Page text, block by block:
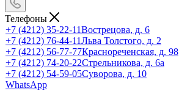
Телефоны
+7 (4212) 35-22-11Вострецова, д. 6
+7 (4212) 76-44-11Льва Толстого, д. 2
+7 (4212) 56-77-77Краснореченская, д. 98
+7 (4212) 74-20-22Стрельникова, д. 6а
+7 (4212) 54-59-05Суворова, д. 10
WhatsApp